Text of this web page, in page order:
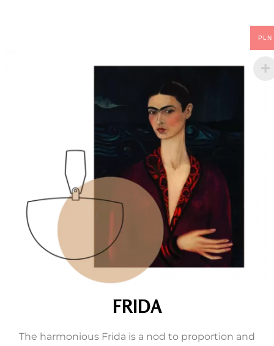
FRIDA
The harmonious Frida is a nod to proportion and
PLN